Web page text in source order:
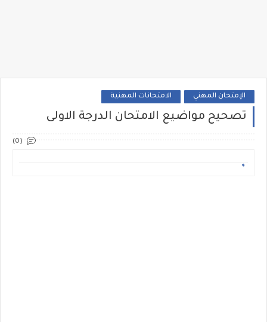
الإمتحان المهني الامتحانات المهنية
تصحيح مواضيع الامتحان الدرجة الاولى
(0)